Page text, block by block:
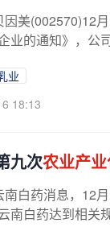
美(002570)12
业的通知》，公
业
18:13
九次农业产
白药消息，12
南白药达到相关